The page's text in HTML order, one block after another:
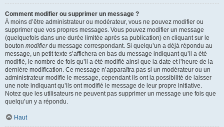
Comment modifier ou supprimer un message ?
À moins d’être administrateur ou modérateur, vous ne pouvez modifier ou
supprimer que vos propres messages. Vous pouvez modifier un message
(quelquefois dans une durée limitée après sa publication) en cliquant sur le
bouton modifierdu message correspondant. Si quelqu’un a déjà répondu au
message, un petit texte s’affichera en bas du message indiquant qu’il a été
modifié, le nombre de fois qu’il a été modifié ainsi que la date et l’heure de la
dernière modification. Ce message n’apparaîtra pas si un modérateur ou un
administrateur modifie le message, cependant ils ont la possibilité de laisser
une note indiquant qu’ils ont modifié le message de leur propre initiative.
Notez que les utilisateurs ne peuvent pas supprimer un message une fois que
quelqu’un y a répondu.
Haut